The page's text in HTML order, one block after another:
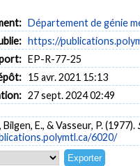
Département de génie
https://
EP-R-77-25
15 avr. 2021 15:13
27 sept. 2024 02:49
Bilgen, E., & Vasseur, P. (1977).
6020/